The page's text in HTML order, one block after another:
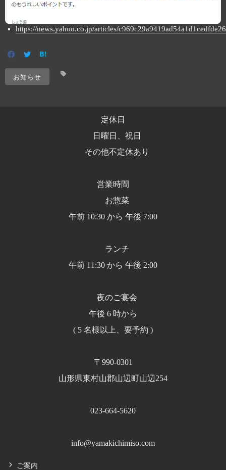
https://news.yahoo.co.jp/articles/
お知らせ
定休日
日曜日、祝日
その他不定休あり
営業時間
お惣菜
午前 10:30 から 午後 7:00
ランチ
午前 11:30 から 午後 2:00
夜のご宴会
午後 6 時から
( 5 名様以上、要予約 )
〒990-0301
山形県東村山郡山辺町山辺254
023-664-5620
info@yamakichimiso.com
ご案内